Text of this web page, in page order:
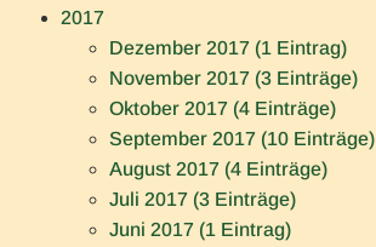
2017
Dezember 2017 (1 Eintrag)
November 2017 (3 Einträge)
Oktober 2017 (4 Einträge)
September 2017 (10 Einträge)
August 2017 (4 Einträge)
Juli 2017 (3 Einträge)
Juni 2017 (1 Eintrag)